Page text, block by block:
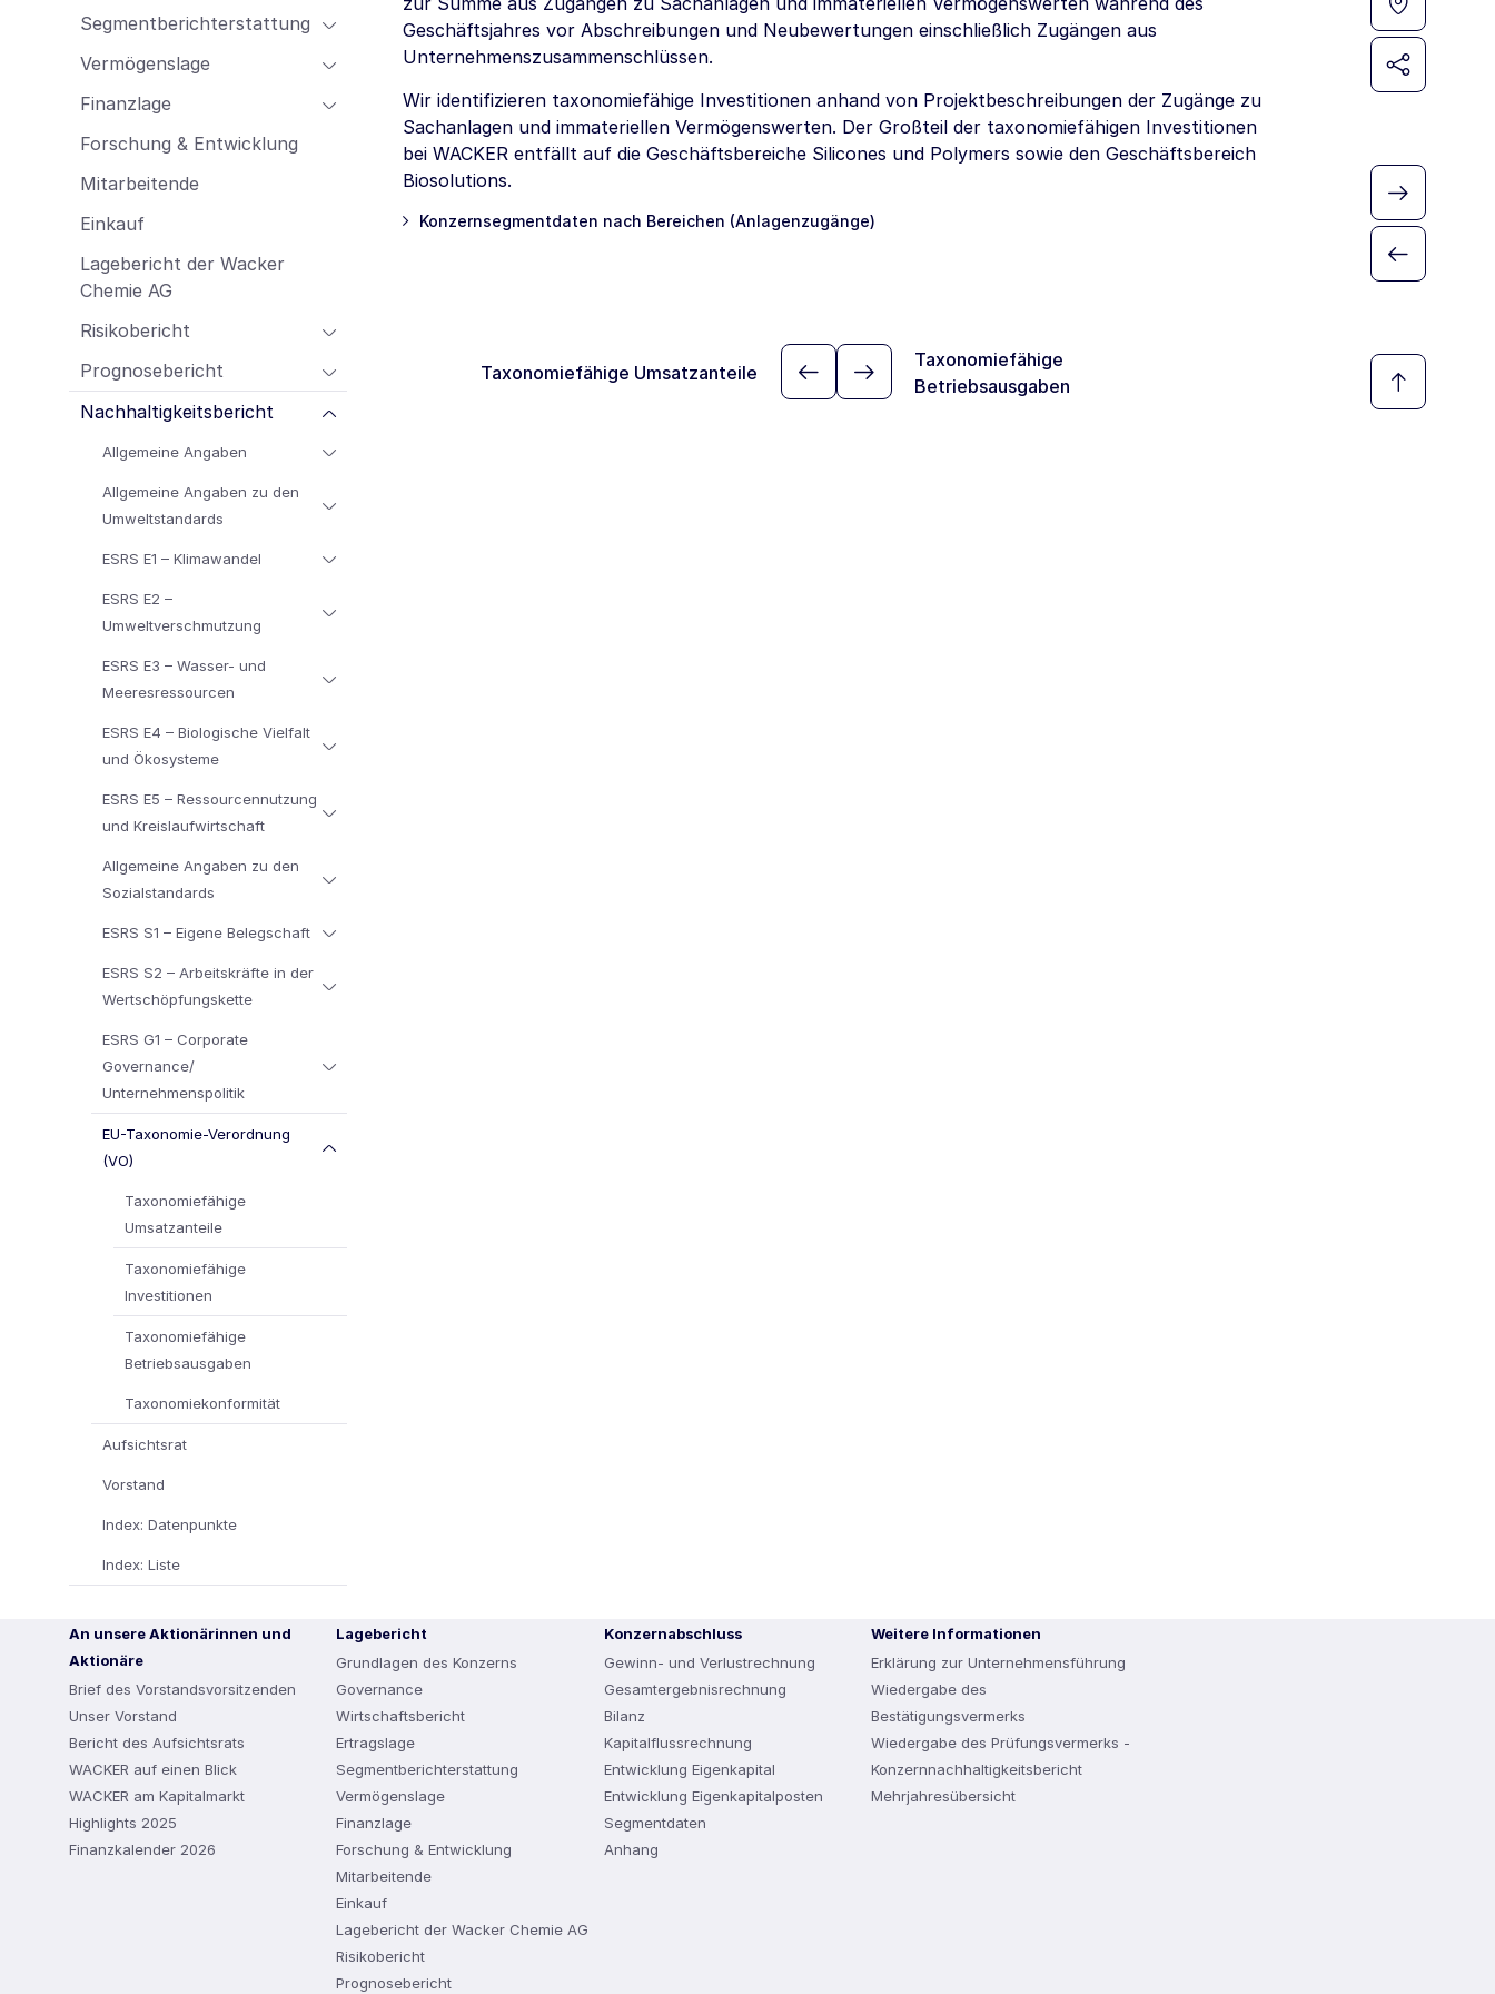
Lagebericht der Wacker Chemie AG
Risikobericht
Prognosebericht
Segmentberichterstattung
Vermögenslage
Finanzlage
Forschung & Entwicklung
Mitarbeitende
Einkauf
Lagebericht der Wacker
Chemie AG
Risikobericht
Prognosebericht
Nachhaltigkeitsbericht
Allgemeine Angaben
Allgemeine Angaben zu den
Umweltstandards
ESRS E1 – Klimawandel
ESRS E2 –
Umweltverschmutzung
ESRS E3 – Wasser- und
Meeresressourcen
ESRS E4 – Biologische Vielfalt
und Ökosysteme
ESRS E5 – Ressourcennutzung
und Kreislaufwirtschaft
Allgemeine Angaben zu den
Sozialstandards
ESRS S1 – Eigene Belegschaft
ESRS S2 – Arbeitskräfte in der
Wertschöpfungskette
ESRS G1 – Corporate
Governance/
Unternehmenspolitik
EU-Taxonomie-Verordnung
(VO)
Taxonomiefähige
Umsatzanteile
Taxonomiefähige
Investitionen
Taxonomiefähige
Betriebsausgaben
Taxonomiekonformität
Aufsichtsrat
Vorstand
Index: Datenpunkte
Index: Liste
Geschäftsjahres vor Abschreibungen und Neubewertungen einschließlich Zugängen aus
Unternehmenszusammenschlüssen.
Wir identifizieren taxonomiefähige Investitionen anhand von Projektbeschreibungen der Zugänge zu
Sachanlagen und immateriellen Vermögenswerten. Der Großteil der taxonomiefähigen Investitionen
bei WACKER entfällt auf die Geschäftsbereiche Silicones und Polymers sowie den Geschäftsbereich
Biosolutions.
Konzernsegmentdaten nach Bereichen (Anlagenzugänge)
Taxonomiefähige Umsatzanteile
Taxonomiefähige
Betriebsausgaben
An unsere Aktionärinnen und
Aktionäre
Brief des Vorstandsvorsitzenden
Unser Vorstand
Bericht des Aufsichtsrats
WACKER auf einen Blick
WACKER am Kapitalmarkt
Highlights 2025
Finanzkalender 2026
Lagebericht
Grundlagen des Konzerns
Governance
Wirtschaftsbericht
Ertragslage
Segmentberichterstattung
Vermögenslage
Finanzlage
Forschung & Entwicklung
Mitarbeitende
Einkauf
Lagebericht der Wacker Chemie AG
Risikobericht
Prognosebericht
Konzernabschluss
Gewinn- und Verlustrechnung
Gesamtergebnisrechnung
Bilanz
Kapitalflussrechnung
Entwicklung Eigenkapital
Entwicklung Eigenkapitalposten
Segmentdaten
Anhang
Weitere Informationen
Erklärung zur Unternehmensführung
Wiedergabe des
Bestätigungsvermerks
Wiedergabe des Prüfungsvermerks -
Konzernnachhaltigkeitsbericht
Mehrjahresübersicht